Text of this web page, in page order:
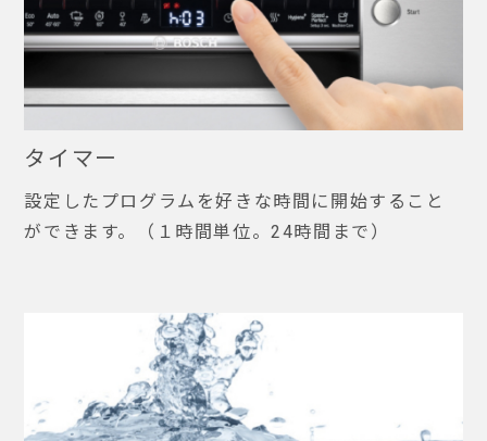
タイマー
設定したプログラムを好きな時間に開始すること
ができます。（１時間単位。24時間まで）